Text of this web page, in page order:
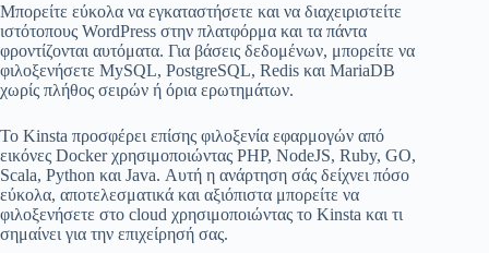
Μπορείτε εύκολα να εγκαταστήσετε και να διαχειριστείτε
ιστότοπους WordPress στην πλατφόρμα και τα πάντα
φροντίζονται αυτόματα. Για βάσεις δεδομένων, μπορείτε να
φιλοξενήσετε MySQL, PostgreSQL, Redis και MariaDB
χωρίς πλήθος σειρών ή όρια ερωτημάτων.
Το Kinsta προσφέρει επίσης φιλοξενία εφαρμογών από
εικόνες Docker χρησιμοποιώντας PHP, NodeJS, Ruby, GO,
Scala, Python και Java. Αυτή η ανάρτηση σάς δείχνει πόσο
εύκολα, αποτελεσματικά και αξιόπιστα μπορείτε να
φιλοξενήσετε στο cloud χρησιμοποιώντας το Kinsta και τι
σημαίνει για την επιχείρησή σας.